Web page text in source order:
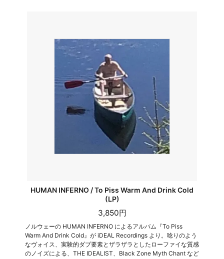
HUMAN INFERNO / To Piss Warm And Drink Cold
(LP)
3,850円
ノルウェーの HUMAN INFERNO によるアルバム『To Piss
Warm And Drink Cold』が iDEAL Recordings より。唸りのよう
なヴォイス、実験的ダブ要素とザラザラとしたローファイな質感
のノイズによる、THE IDEALIST、Black Zone Myth Chant など